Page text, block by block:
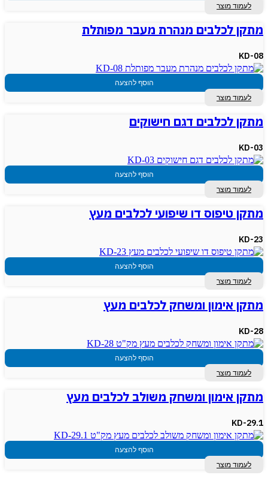
לעמוד מוצר
מתקן לכלבים מנהרת מעבר מפותלת
KD-08
הוסף להצעה
לעמוד מוצר
מתקן לכלבים דגם חישוקים
KD-03
הוסף להצעה
לעמוד מוצר
מתקן טיפוס דו שיפועי לכלבים מעץ
KD-23
הוסף להצעה
לעמוד מוצר
מתקן אימון ומשחק לכלבים מעץ
KD-28
הוסף להצעה
לעמוד מוצר
מתקן אימון ומשחק משולב לכלבים מעץ
KD-29.1
הוסף להצעה
לעמוד מוצר